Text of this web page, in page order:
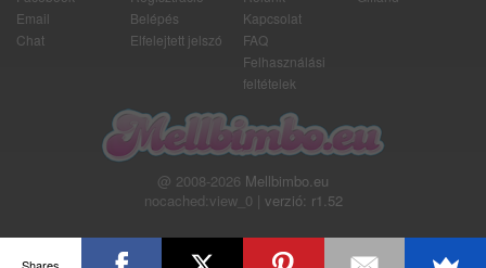
Email
Chat
Belépés
Elfelejtett jelszó
Kapcsolat
FAQ
Felhasználási
feltételek
@ 2008-2026 Mellbimbo.eu
nocached:view_0 | verzió: r1.52
Shares